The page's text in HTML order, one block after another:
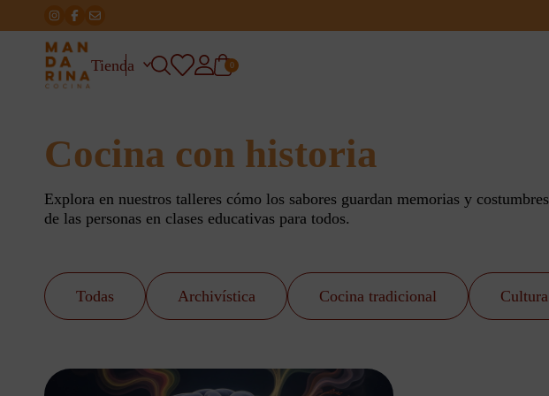
Tienda 0
Cocina con historia
Explora en nuestros talleres cómo los sabores guardan memorias y costumbres
de las personas en clases educativas para todos.
Todas Archivística Cocina tradicional Cultura